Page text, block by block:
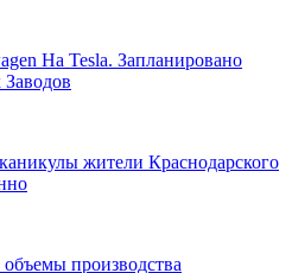
На Tesla. Запланировано
жители Краснодарского
производства